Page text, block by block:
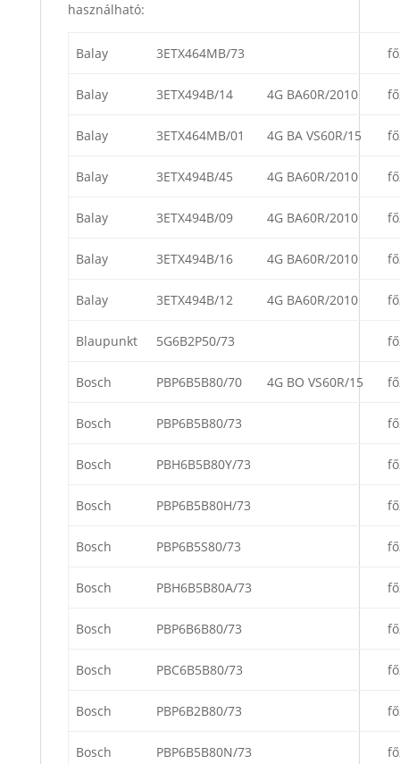
használható:
Balay 3ETX464MB/73
Balay 3ETX494B/14 4G BA60R/2010
Balay 3ETX464MB/01 4G BA VS60R/15
Balay 3ETX494B/45 4G BA60R/2010
Balay 3ETX494B/09 4G BA60R/2010
Balay 3ETX494B/16 4G BA60R/2010
Balay 3ETX494B/12 4G BA60R/2010
Blaupunkt 5G6B2P50/73
Bosch PBP6B5B80/70 4G BO VS60R/15
Bosch PBP6B5B80/73
Bosch PBH6B5B80Y/73
Bosch PBP6B5B80H/73
Bosch PBP6B5S80/73
Bosch PBH6B5B80A/73
Bosch PBP6B6B80/73
Bosch PBC6B5B80/73
Bosch PBP6B2B80/73
Bosch PBP6B5B80N/73